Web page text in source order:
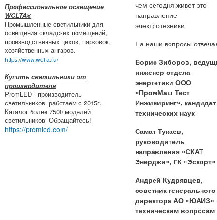
Профессиональное освещение
WOLTA®
Промышленные светильники для
освещения складских помещений,
производственных цехов, парковок,
хозяйственных ангаров.
https://www.wolta.ru/
Купить светильники от
производителя
PromLED - производитель
светильников, работаем с 2015г.
Каталог более 7500 моделей
светильников. Обращайтесь!
https://promled.com/
чем сегодня живет это
направление
электротехники.
На наши вопросы
Борис Зиборов,
инженер отдела
энергетики ООО
«ПромМаш Тест
Инжиниринг», кандидат
технических наук
Самат Тукаев,
руководитель
направления «СКАТ
Энерджи», ГК «Эскорт»
Андрей Кудрявцев,
советник генерального
директора АО «ЮАИЗ»
техническим вопросам